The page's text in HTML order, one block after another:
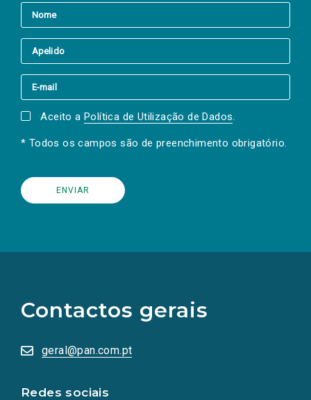
Aceito a Política de Utilização de Dados.
* Todos os campos são de preenchimento obrigatório.
Contactos gerais
geral@pan.com.pt
Redes sociais
redes
sociais
numa
nova